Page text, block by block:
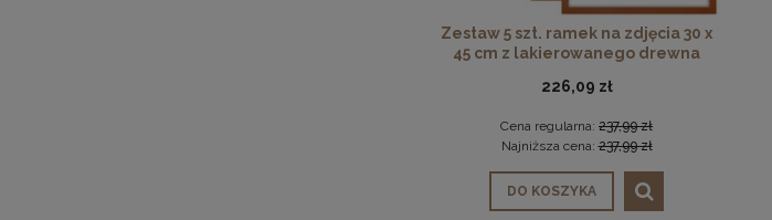
Zestaw 5 szt. ramek na zdjęcia 30 x
45 cm z lakierowanego drewna
226,09 zł
Cena regularna: 237,99 zł
Najniższa cena:237,99 zł
DO KOSZYKA